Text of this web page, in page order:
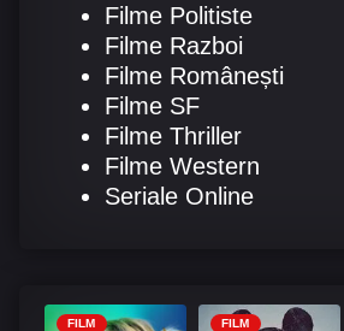
Filme Politiste
Filme Razboi
Filme Românești
Filme SF
Filme Thriller
Filme Western
Seriale Online
FILM FILM